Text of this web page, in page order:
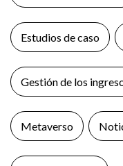
Estudios de caso
Gestión de los
Metaverso